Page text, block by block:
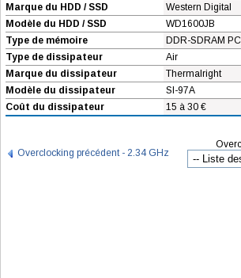
Marque du HDD / SSD
Western Digital
Modèle du HDD / SSD
WD1600JB
Type de mémoire
DDR-SDRAM
Type de dissipateur
Air
Marque du dissipateur
Thermalright
Modèle du dissipateur
SI-97A
Coût du dissipateur
15 à 30 €
Overclocking précédent - 2.34 GHz